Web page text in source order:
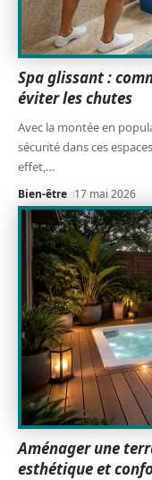
Spa glissant :
éviter les chutes
Avec la montée en
sécurité dans ces
effet,…
Bien-être 17 mai 2026
Aménager une
esthétique et